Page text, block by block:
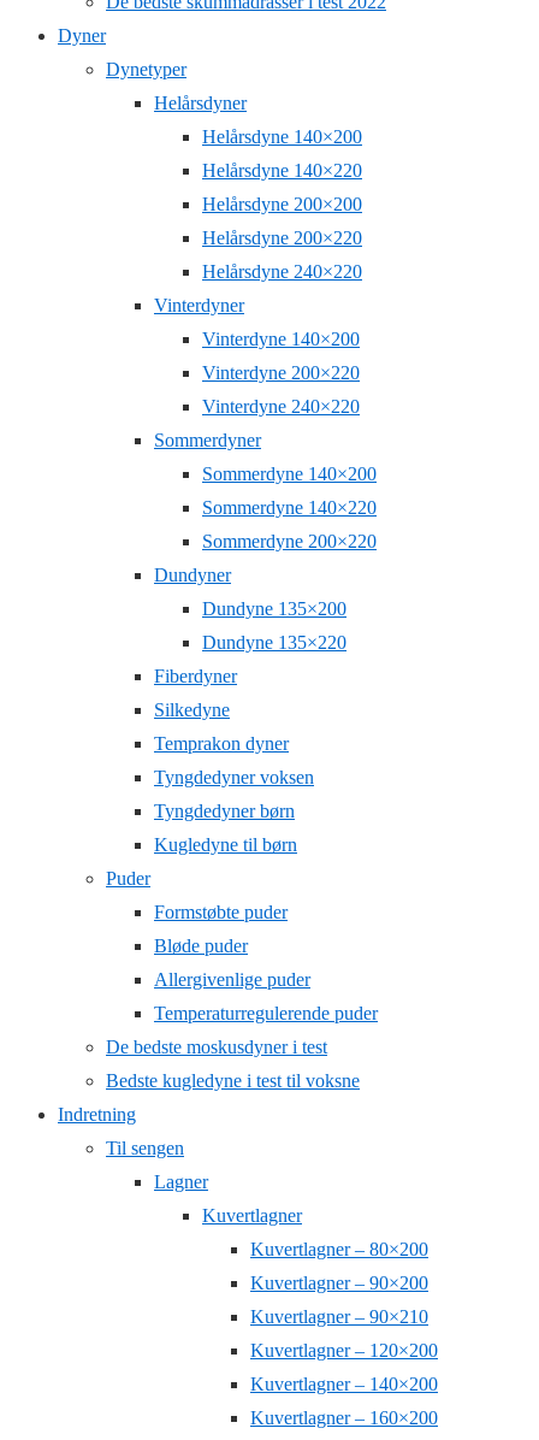
Dyner
Dynetyper
Helårsdyner
Helårsdyne 140×200
Helårsdyne 140×220
Helårsdyne 200×200
Helårsdyne 200×220
Helårsdyne 240×220
Vinterdyner
Vinterdyne 140×200
Vinterdyne 200×220
Vinterdyne 240×220
Sommerdyner
Sommerdyne 140×200
Sommerdyne 140×220
Sommerdyne 200×220
Dundyner
Dundyne 135×200
Dundyne 135×220
Fiberdyner
Silkedyne
Temprakon dyner
Tyngdedyner voksen
Tyngdedyner børn
Kugledyne til børn
Puder
Formstøbte puder
Bløde puder
Allergivenlige puder
Temperaturregulerende puder
De bedste moskusdyner i test
Bedste kugledyne i test til voksne
Indretning
Til sengen
Lagner
Kuvertlagner
Kuvertlagner – 80×200
Kuvertlagner – 90×200
Kuvertlagner – 90×210
Kuvertlagner – 120×200
Kuvertlagner – 140×200
Kuvertlagner – 160×200